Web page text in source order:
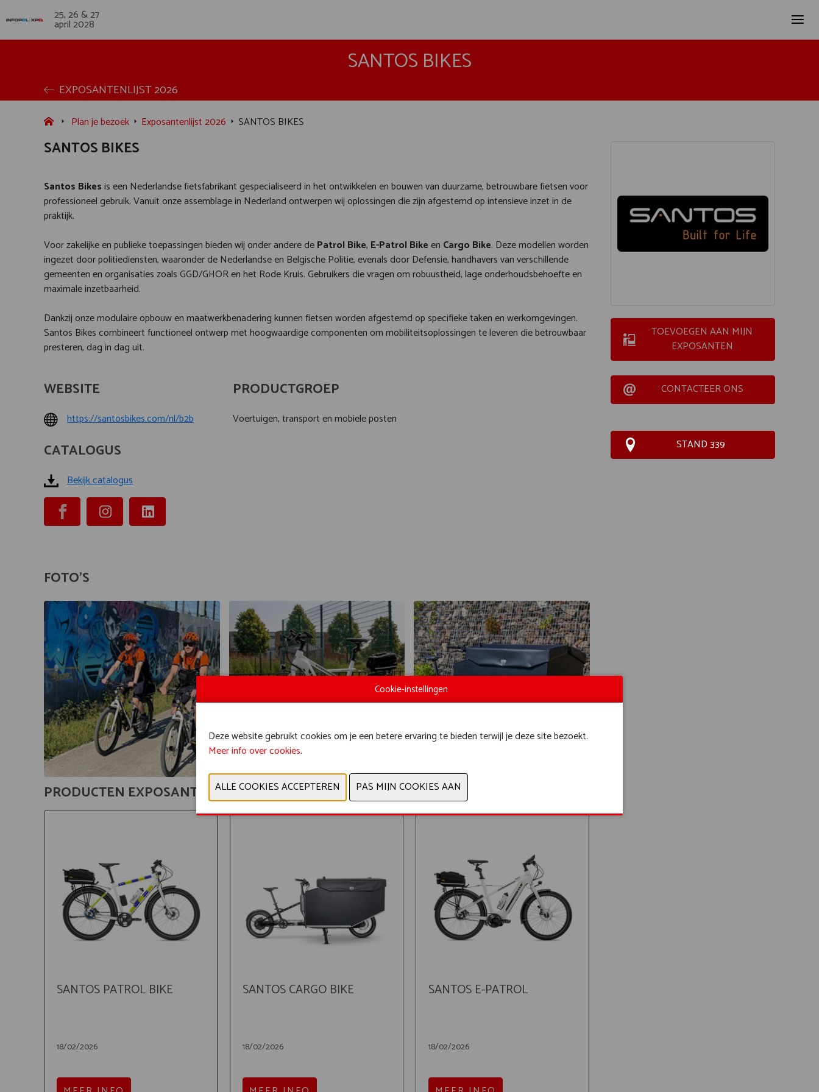
25, 26 & 27
april 2028
SANTOS BIKES
EXPOSANTENLIJST 2026
Plan je bezoek Exposantenlijst 2026 SANTOS BIKES
SANTOS BIKES
TOEVOEGEN AAN MIJN
EXPOSANTEN
CONTACTEER ONS
STAND 339
Santos Bikesis een Nederlandse fietsfabrikant gespecialiseerd in het ontwikkelen en bouwen van duurzame, betrouwbare fietsen voor
professioneel gebruik. Vanuit onze assemblage in Nederland ontwerpen wij oplossingen die zijn afgestemd op intensieve inzet in de
praktijk.
Voor zakelijke en publieke toepassingen bieden wij onder andere dePatrol Bike, E-Patrol Bikeen Cargo Bike. Deze modellen worden
ingezet door politiediensten, waaronder de Nederlandse en Belgische Politie, evenals door Defensie, handhavers van verschillende
gemeenten en organisaties zoals GGD/GHOR en het Rode Kruis. Gebruikers die vragen om robuustheid, lage onderhoudsbehoefte en
maximale inzetbaarheid.
Dankzij onze modulaire opbouw en maatwerkbenadering kunnen fietsen worden afgestemd op specifieke taken en werkomgevingen.
Santos Bikes combineert functioneel ontwerp met hoogwaardige componenten om mobiliteitsoplossingen te leveren die betrouwbaar
presteren, dag in dag uit.
WEBSITE
https://santosbikes.com/nl/b2b
CATALOGUS
Bekijk catalogus
PRODUCTGROEP
Voertuigen, transport en mobiele posten
FOTO'S
PRODUCTEN EXPOSANTEN
SANTOS PATROL BIKE
18/02/2026
SANTOS CARGO BIKE
18/02/2026
SANTOS E-PATROL
18/02/2026
Cookie-instellingen
Deze website gebruikt cookies om je een betere ervaring te bieden terwijl je deze site bezoekt.
Meer info over cookies.